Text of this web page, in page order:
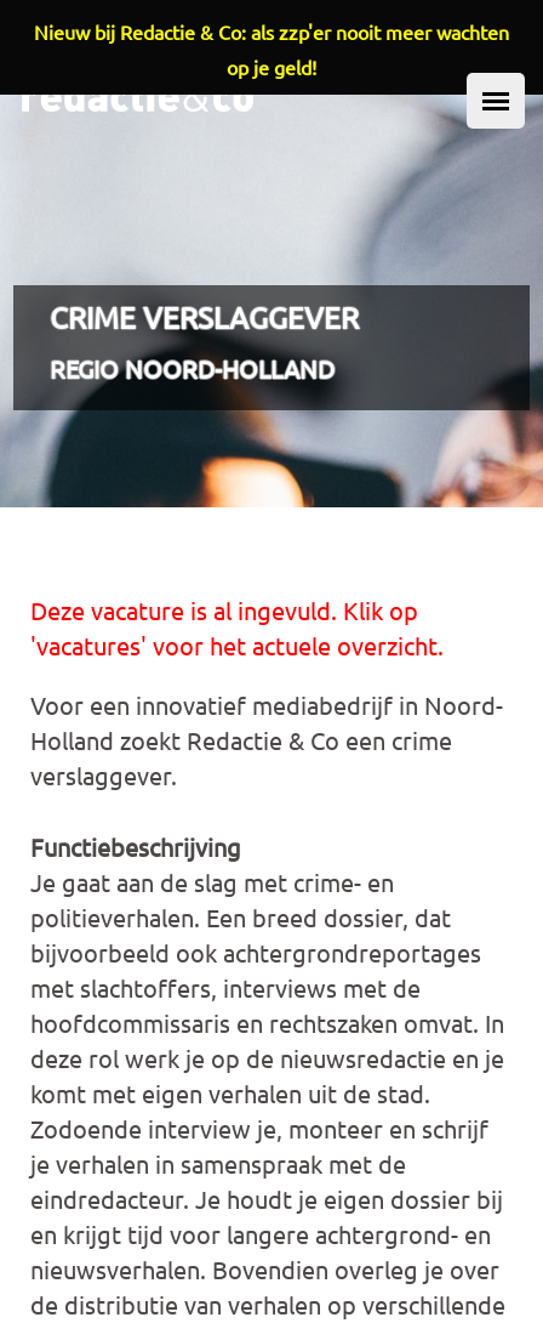
Overslaan en naar de inhoud gaan
CRIME VERSLAGGEVER
REGIO NOORD-HOLLAND
Deze vacature is al ingevuld. Klik op
'vacatures' voor het actuele overzicht.
Voor een innovatief mediabedrijf in Noord-
Holland zoekt Redactie & Co een crime
verslaggever.
Functiebeschrijving
Je gaat aan de slag met crime- en
politieverhalen. Een breed dossier, dat
bijvoorbeeld ook achtergrondreportages
met slachtoffers, interviews met de
hoofdcommissaris en rechtszaken omvat. In
deze rol werk je op de nieuwsredactie en je
komt met eigen verhalen uit de stad.
Zodoende interview je, monteer en schrijf
je verhalen in samenspraak met de
eindredacteur. Je houdt je eigen dossier bij
en krijgt tijd voor langere achtergrond- en
nieuwsverhalen. Bovendien overleg je over
de distributie van verhalen op verschillende
Nieuw bij Redactie & Co: als zzp'er nooit meer wachten
op je geld!